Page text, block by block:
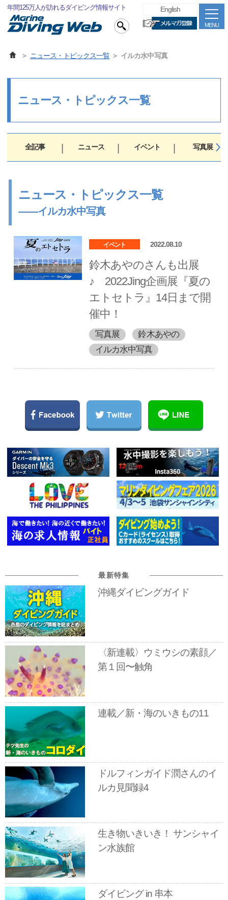
年間125万人が訪れるダイビング情報サイト
MENU
English
ニュース・トピックス一覧 イルカ水中写真
ニュース・トピックス一覧
全記事 ニュース イベント 写真展
ニュース・トピックス一覧
――イルカ水中写真
イベント 2022.08.10
鈴木あやのさんも出展
♪ 2022Jing企画展『夏の
エトセトラ』14日まで開
催中！
写真展
鈴木あやの
イルカ水中写真
最新特集
沖縄ダイビングガイド
〈新連載〉ウミウシの素顔／
第１回〜触角
連載／新・海のいきもの11
ドルフィンガイド潤さんのイ
ルカ見聞録4
生き物いきいき！ サンシャイ
ン水族館
ダイビング in 串本